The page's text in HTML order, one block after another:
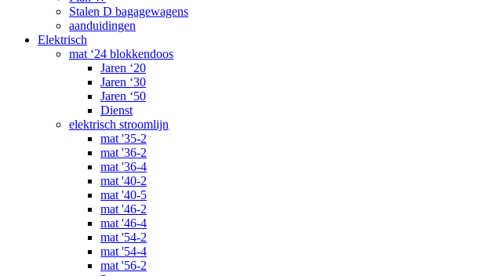
Stalen D bagagewagens
aanduidingen
Elektrisch
mat ‘24 blokkendoos
Jaren ‘20
Jaren ‘30
Jaren ‘50
Dienst
elektrisch stroomlijn
mat '35-2
mat '36-2
mat '36-4
mat '40-2
mat '40-5
mat '46-2
mat '46-4
mat '54-2
mat '54-4
mat '56-2